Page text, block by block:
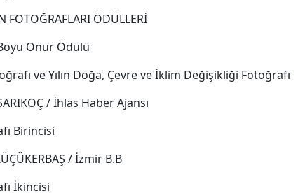
FOTOĞRAFLARI ÖDÜLLERİ
Onur Ödülü
ve Yılın Doğa, Çevre ve İklim Değişikliği Fotoğrafı
/ İhlas Haber Ajansı
Birincisi
/ İzmir B.B
İkincisi